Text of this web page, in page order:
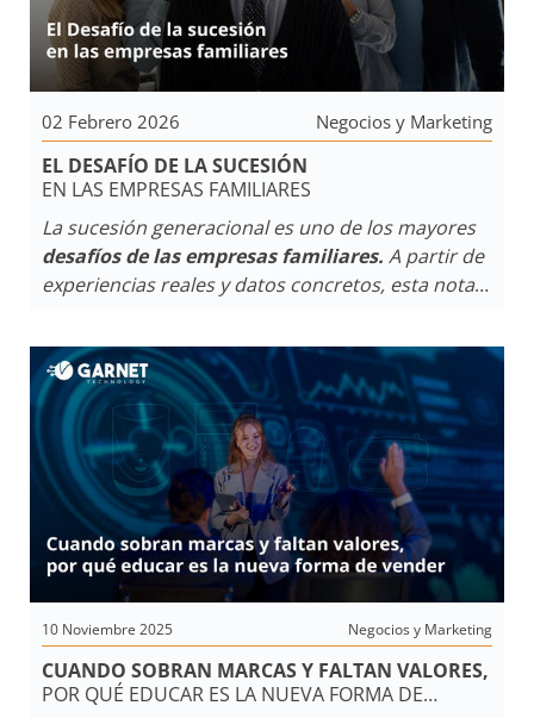
02 Febrero 2026 Negocios y Marketing
EL DESAFÍO DE LA SUCESIÓN
EN LAS EMPRESAS FAMILIARES
La sucesión generacional es uno de los mayores
desafíos de las empresas familiares. A partir de
experiencias reales y datos concretos, esta nota
qué hacen diferente aquellas que sí lo consiguen.
10 Noviembre 2025 Negocios y Marketing
CUANDO SOBRAN MARCAS Y FALTAN VALORES,
POR QUÉ EDUCAR ES LA NUEVA FORMA DE